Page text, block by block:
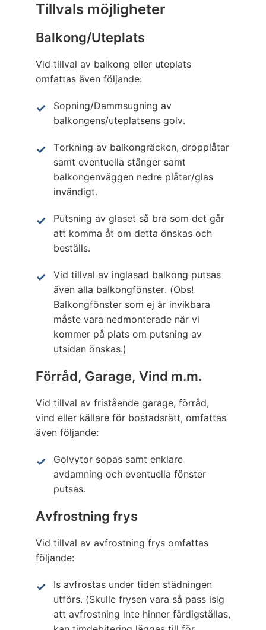
Tillvals möjligheter
Balkong/Uteplats
Vid tillval av balkong eller uteplats
omfattas även följande:
Sopning/Dammsugning av
balkongens/uteplatsens golv.
Torkning av balkongräcken, dropplåtar
samt eventuella stänger samt
balkongenväggen nedre plåtar/glas
invändigt.
Putsning av glaset så bra som det går
att komma åt om detta önskas och
beställs.
Vid tillval av inglasad balkong putsas
även alla balkongfönster. (Obs!
Balkongfönster som ej är invikbara
måste vara nedmonterade när vi
kommer på plats om putsning av
utsidan önskas.)
Förråd, Garage, Vind m.m.
Vid tillval av fristående garage, förråd,
vind eller källare för bostadsrätt, omfattas
även följande:
Golvytor sopas samt enklare
avdamning och eventuella fönster
putsas.
Avfrostning frys
Vid tillval av avfrostning frys omfattas
följande:
Is avfrostas under tiden städningen
utförs. (Skulle frysen vara så pass isig
att avfrostning inte hinner färdigställas,